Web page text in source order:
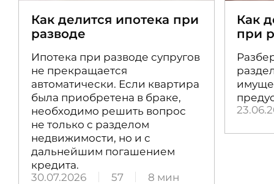
Как делится ипотека при
разводе
Ипотека при разводе супругов
не прекращается
автоматически. Если квартира
была приобретена в браке,
необходимо решить вопрос
не только с разделом
недвижимости, но и с
дальнейшим погашением
кредита.
30.07.2026
57 8 мин
Как
при